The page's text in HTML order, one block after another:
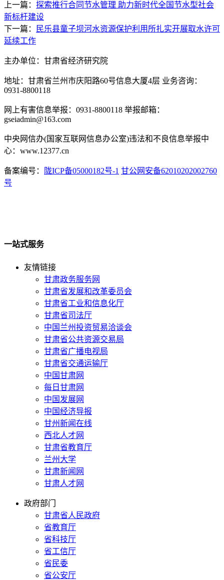
上一篇： 探索推行合同节水管理 助力新时代全国节水型社会
新标杆建设
下一篇：
民乐县童子坝河水资源保护利用所扎实开展取水许可
延续工作
主办单位：甘肃省经济研究院
地址：甘肃省兰州市庆阳路60号信息大厦4层 业务咨询：
0931-8800118
网上有害信息举报：0931-8800118 举报邮箱：
gseiadmin@163.com
中央网信办(国家互联网信息办公室)违法和不良信息举报中
心：www.12377.cn
备案编号： 陇ICP备05000182号-1 甘公网安备62010202002760
号
一站式服务
友情链接
甘肃政务服务网
甘肃省发展和改革委员会
甘肃省工业和信息化厅
甘肃省司法厅
中国兰州投资贸易洽谈会
甘肃省公共资源交易局
甘肃省广播电视局
甘肃省交通运输厅
中国甘肃网
每日甘肃网
中国发展网
中国经济导报
甘州新闻在线
西北人才网
甘肃省教育厅
兰州大学
甘肃新闻网
甘肃人才网
政府部门
甘肃省人民政府
省教育厅
省科技厅
省工信厅
省民委
省公安厅